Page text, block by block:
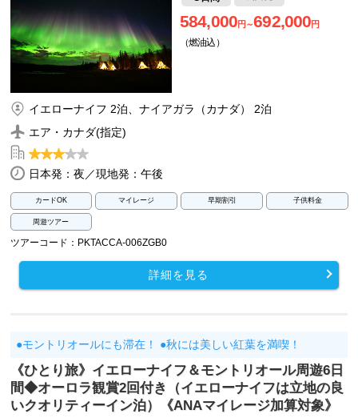
584,000円～692,000円
（燃油込）
イエローナイフ 2泊、ナイアガラ（カナダ） 2泊
エア・カナダ(指定)
日本発：夜／現地発：午後
カードOK マイレージ 早期割引 子供料金
周遊ツアー
ツアーコード：PKTACCA-006ZGB0
詳細を見る
●モントリオールにも滞在！ ●秋には美しい紅葉を満喫！
《ひとり旅》イエローナイフ＆モントリオール周遊6日
間◆オーロラ観賞2回付き（イエローナイフは立地の良
いクオリティーイン泊）《ANAマイレージ加算対象》